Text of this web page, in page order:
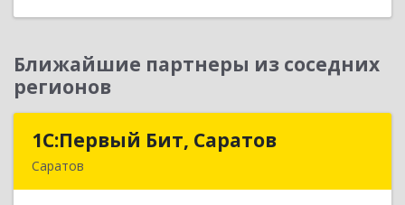
Ближайшие партнеры из соседних
регионов
1С:Первый Бит, Саратов
Саратов
1С:Первый Бит, Саратов